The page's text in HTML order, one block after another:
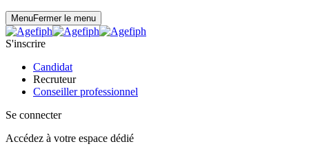
MenuFermer le menu
S'inscrire
Candidat
Recruteur
Conseiller professionnel
Se connecter
Accédez à votre espace dédié